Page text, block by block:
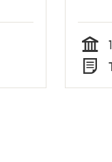
Tid
Typ